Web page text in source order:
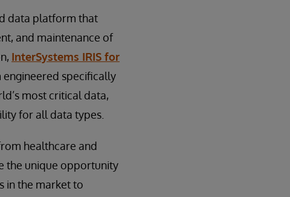
data platform that
and maintenance of
InterSystems IRIS for
specifically
most critical data,
for all data types.
healthcare and
the unique opportunity
in the market to